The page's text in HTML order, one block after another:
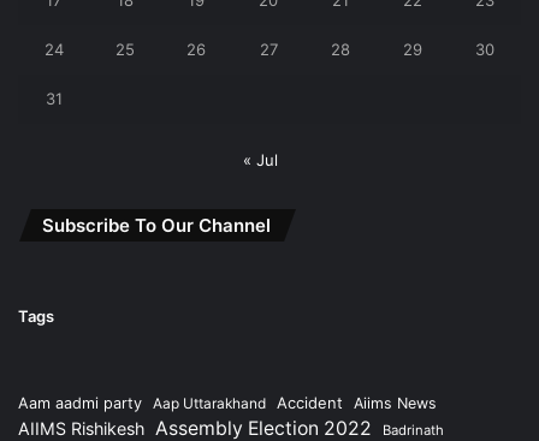
24 25 26 27 28 29 30
31
« Jul
Subscribe To Our Channel
Tags
Aam aadmi party Aap Uttarakhand Accident Aiims News
AIIMS Rishikesh Assembly Election 2022 Badrinath